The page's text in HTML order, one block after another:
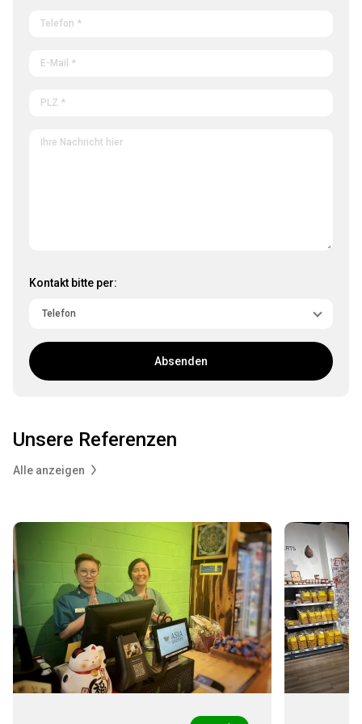
Kontakt bitte per:
Absenden
Unsere Referenzen
Alle anzeigen